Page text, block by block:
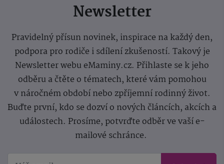
Newsletter
Pravidelný přísun novinek, inspirace na každý den,
podpora pro rodiče i sdílení zkušeností. Takový je
Newsletter webu eMaminy.cz. Přihlaste se k jeho
odběru a čtěte o tématech, které vám pomohou
v náročném období nebo zpříjemní rodinný život.
Buďte první, kdo se dozví o nových článcích, akcích a
událostech. Prosíme, potvrďte odběr ve vaší e-
mailové schránce.